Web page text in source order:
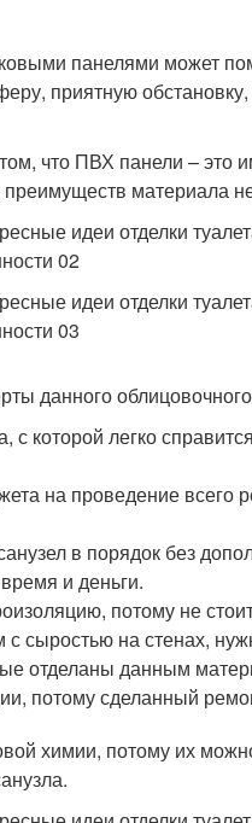
панелями может
приятную
что ПВХ панели – это
материала
данного
с которой легко
на проведение всего
в порядок без
и деньги.
потому не
сыростью на стенах,
отделаны данным
потому сделанный
химии, потому их